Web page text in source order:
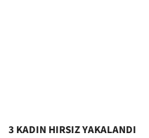
3 KADIN HIRSIZ YAKALANDI